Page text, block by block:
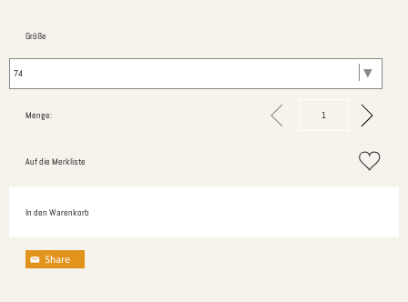
Größe
Menge:
Auf die Merkliste
In den Warenkorb